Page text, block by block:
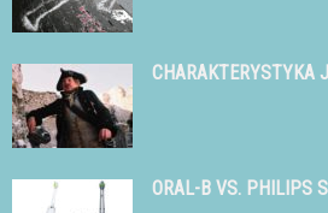
CHARAKTERYSTYKA
ORAL-B VS. PHILIPS